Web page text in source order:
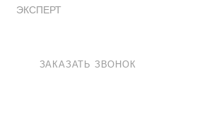
ЭКСПЕРТ
ЗАКАЗАТЬ ЗВОНОК